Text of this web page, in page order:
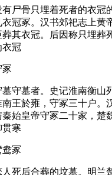
有尸骨只埋着死者的衣冠
衣冠冢。汉书郊祀志上黄
葬其衣冠。后因称只埋葬
衣冠
冢
墓守墓者。史记淮南衡山
南王於雍，守冢三十户。
秦始皇帝守冢二十家，楚
贯寒
鸯冢
人死后合葬的坟墓。明兰